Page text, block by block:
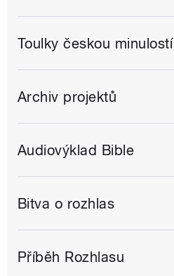
Toulky českou minulostí
Archiv projektů
Audiovýklad Bible
Bitva o rozhlas
Příběh Rozhlasu